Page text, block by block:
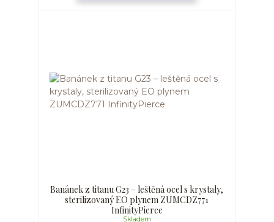
Banánek z titanu G23 – leštěná ocel s krystaly,
sterilizovaný EO plynem ZUMCDZ771
InfinityPierce
Skladem